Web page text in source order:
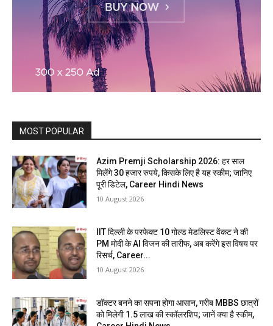
MOST POPULAR
Azim Premji Scholarship 2026: हर साल
मिलेंगे 30 हजार रुपये, किसके लिए है यह स्कीम; जानिए
पूरी डिटेल, Career Hindi News
10 August 2026
IIT दिल्ली के परफेक्ट 10 गोल्ड मेडलिस्ट वेंकट ने की
PM मोदी के AI विजन की तारीफ, अब करेंगे इस विषय पर
रिसर्च, Career...
10 August 2026
डॉक्टर बनने का सपना होगा आसान, गरीब MBBS छात्रों
को मिलेगी 1.5 लाख की स्कॉलरशिप; जानें क्या है स्कीम,